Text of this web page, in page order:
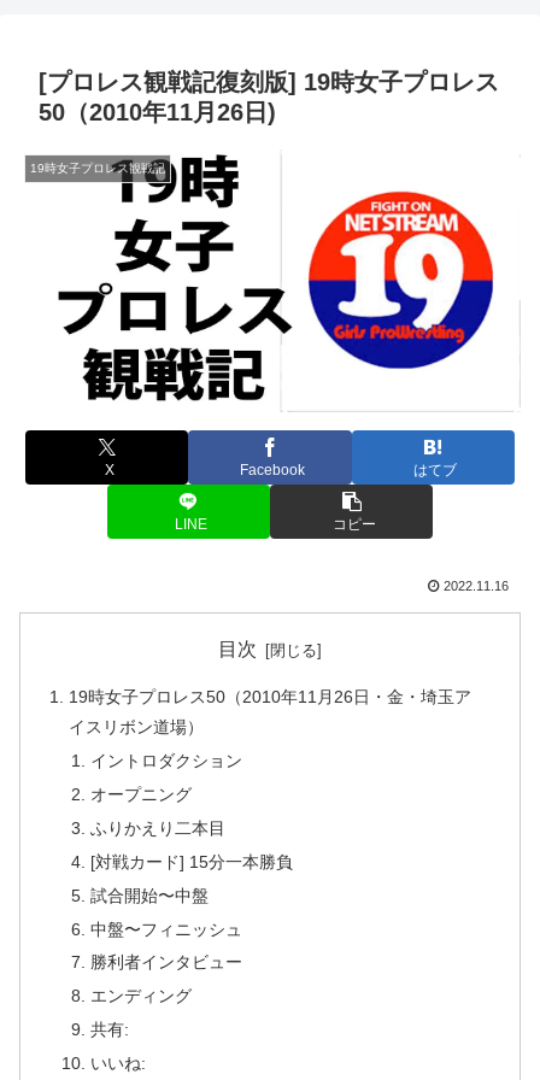
[プロレス観戦記復刻版] 19時女子プロレス
50（2010年11月26日)
19時女子プロレス観戦記
X Facebook はてブ
LINE コピー
2022.11.16
目次
19時女子プロレス50（2010年11月26日・金・埼玉ア
イスリボン道場）
イントロダクション
オープニング
ふりかえり二本目
[対戦カード] 15分一本勝負
試合開始〜中盤
中盤〜フィニッシュ
勝利者インタビュー
エンディング
共有:
いいね: